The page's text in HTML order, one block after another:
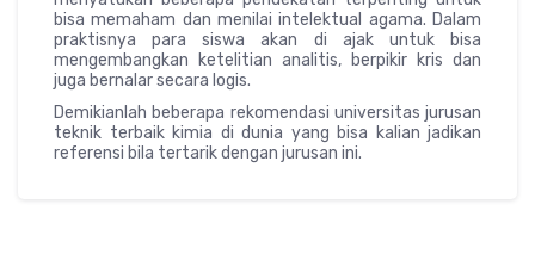
bisa memaham dan menilai intelektual agama. Dalam
praktisnya para siswa akan di ajak untuk bisa
mengembangkan ketelitian analitis, berpikir kris dan
juga bernalar secara logis.
Demikianlah beberapa rekomendasi universitas jurusan
teknik terbaik kimia di dunia yang bisa kalian jadikan
referensi bila tertarik dengan jurusan ini.